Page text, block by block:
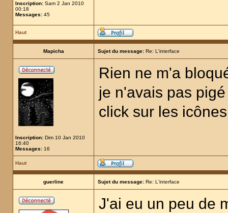
Inscription: Sam 2 Jan 2010
00:18
Messages: 45
Haut
Mapicha Sujet du message: Re: L'interface
Inscription: Dim 10 Jan 2010
16:40
Messages: 16
Rien ne m'a
je n'avais pas
click sur les
Haut
guerline Sujet du message: Re: L'interface
J'ai eu un peu de